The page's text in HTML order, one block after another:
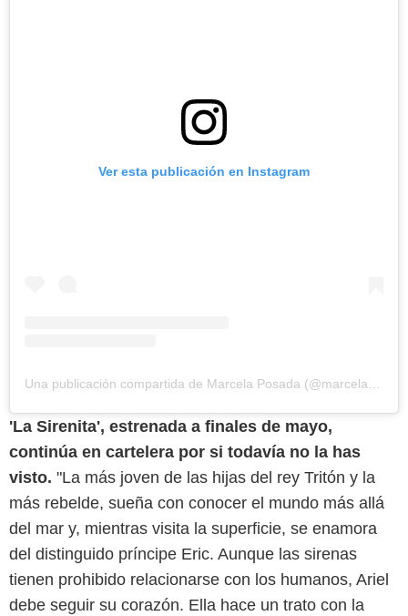
Ver esta publicación en Instagram
'La Sirenita', estrenada a finales de mayo,
continúa en cartelera por si todavía no la has
visto. "La más joven de las hijas del rey Tritón y la
más rebelde, sueña con conocer el mundo más allá
del mar y, mientras visita la superficie, se enamora
del distinguido príncipe Eric. Aunque las sirenas
tienen prohibido relacionarse con los humanos, Ariel
debe seguir su corazón. Ella hace un trato con la